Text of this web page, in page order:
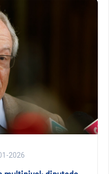
2026